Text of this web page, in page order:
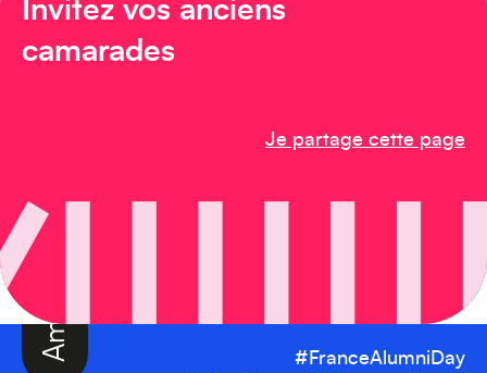
Invitez vos anciens
camarades
Je partage cette page
Amérique du Nord
#FranceAlumniDay